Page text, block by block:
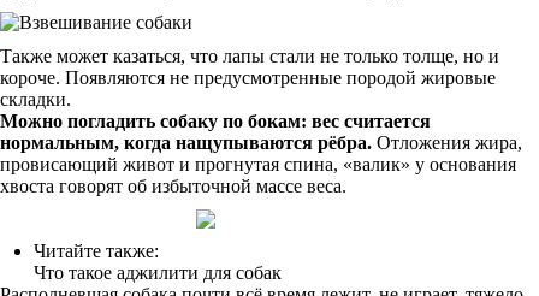
Также может казаться, что лапы стали не только толще, но и
короче. Появляются не предусмотренные породой жировые
складки.
Можно погладить собаку по бокам: вес считается
нормальным, когда нащупываются рёбра. Отложения жира,
провисающий живот и прогнутая спина, «валик» у основания
хвоста говорят об избыточной массе веса.
Читайте также:
Что такое аджилити для собак